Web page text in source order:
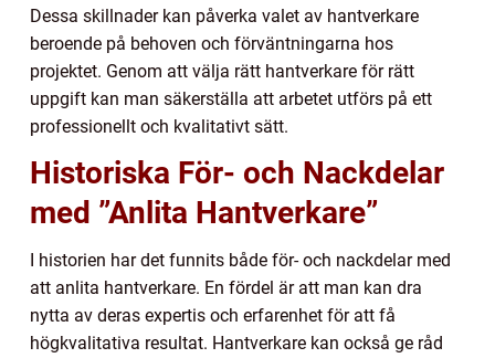
Dessa skillnader kan påverka valet av hantverkare
beroende på behoven och förväntningarna hos
projektet. Genom att välja rätt hantverkare för rätt
uppgift kan man säkerställa att arbetet utförs på ett
professionellt och kvalitativt sätt.
Historiska För- och Nackdelar
med ”Anlita Hantverkare”
I historien har det funnits både för- och nackdelar med
att anlita hantverkare. En fördel är att man kan dra
nytta av deras expertis och erfarenhet för att få
högkvalitativa resultat. Hantverkare kan också ge råd